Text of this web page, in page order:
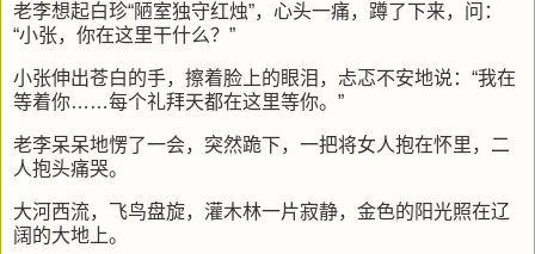
老李想起白珍“陋室独守红烛”，心头一痛，蹲了下来，问：
“小张，你在这里干什么？”
小张伸出苍白的手，擦着脸上的眼泪，忐忑不安地说：“我在
等着你……每个礼拜天都在这里等你。”
老李呆呆地愣了一会，突然跪下，一把将女人抱在怀里，二
人抱头痛哭。
大河西流，飞鸟盘旋，灌木林一片寂静，金色的阳光照在辽
阔的大地上。